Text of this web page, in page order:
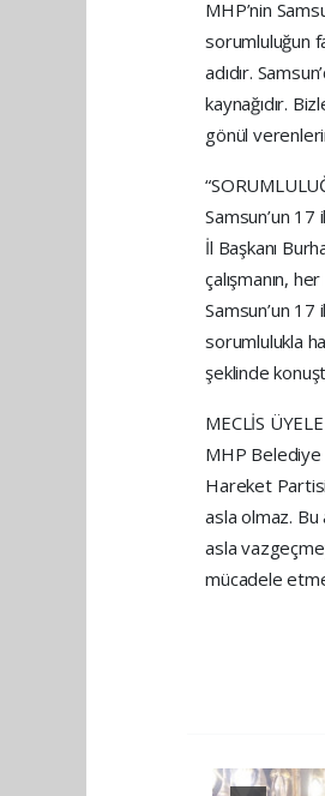
MHP’nin
sorumluluğun
adıdır.
kaynağıdır.
gönül
Samsun’un
İl Başkanı
çalışmanın,
Samsun’un
sorumlulukla
şeklinde
MECLİS
MHP Belediye
Hareket
asla olmaz. Bu
asla
mücadele